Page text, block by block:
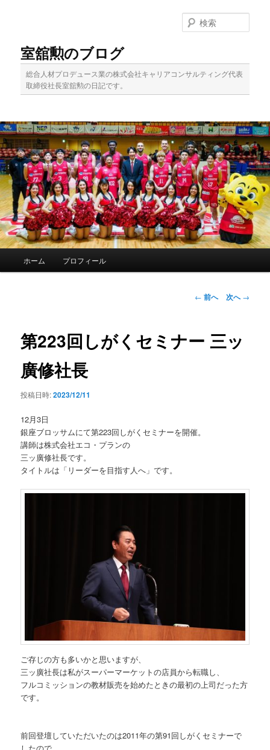
移
動
室舘勲のブログ
総合人材プロデュース業の株式会社キャリアコンサルティング代表
取締役社長室舘勲の日記です。
索
ホーム プロフィール
投
ゲ
← 前へ 次へ→
第223回しがくセミナー 三ッ
廣修社長
投稿日時:2023/12/11
12月3日
銀座ブロッサムにて第223回しがくセミナーを開催。
講師は株式会社エコ・プランの
三ッ廣修社長です。
タイトルは「リーダーを目指す人へ」です。
ご存じの方も多いかと思いますが、
三ッ廣社長は私がスーパーマーケットの店員から転職し、
フルコミッションの教材販売を始めたときの最初の上司だった方
です。
前回登壇していただいたのは2011年の第91回しがくセミナーで